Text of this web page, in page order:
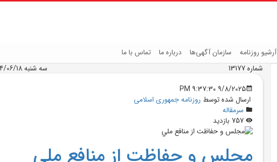
آرشیو روزنامه سازمان آگهی‌ها درباره ما تماس با ما
شماره 13177
سه شنبه 1404/06/18
9/8/2025 9:37:30 PM
ارسال شده توسط روزنامه جمهوری اسلامی
سرمقاله
مجلس و حفاظت از منافع ملي